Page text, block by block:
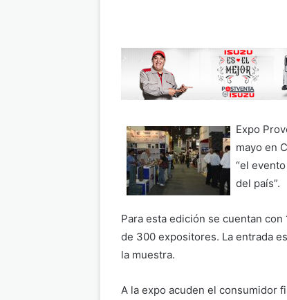
Expo
mayo en
“el
del país”.
Para esta edición se cuentan
de 300 expositores. La entrada
la muestra.
A la expo acuden el consumidor